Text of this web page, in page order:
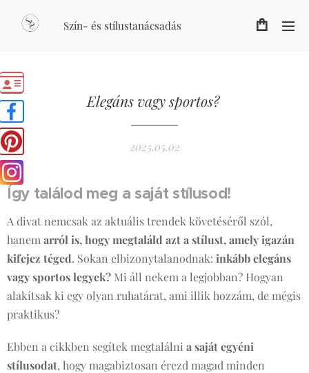
Szín- és stílustanácsadás
Elegáns vagy sportos?
2025.05.02
Így találod meg a saját stílusod!
A divat nemcsak az aktuális trendek követéséről szól,
hanem arról is, hogy megtaláld azt a stílust, amely igazán
kifejez téged. Sokan elbizonytalanodnak: inkább elegáns
vagy sportos legyek? Mi áll nekem a legjobban? Hogyan
alakítsak ki egy olyan ruhatárat, ami illik hozzám, de mégis
praktikus?
Ebben a cikkben segítek megtalálni a saját egyéni
stílusodat, hogy magabiztosan érezd magad minden